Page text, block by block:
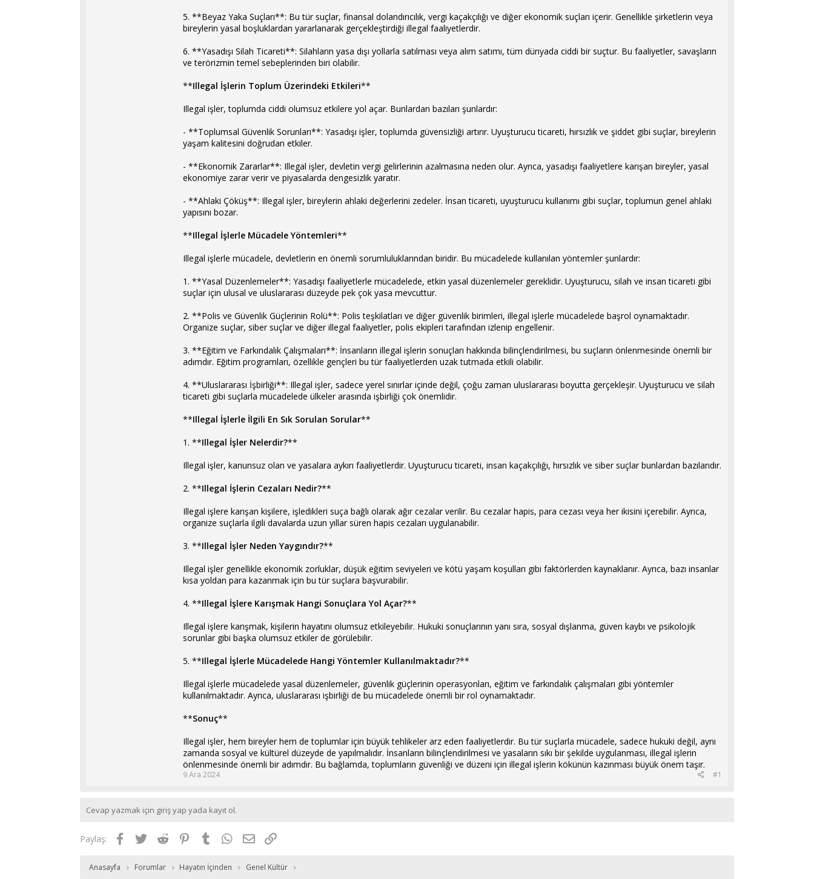
5. **Beyaz Yaka Suçları**: Bu tür suçlar, finansal dolandırıcılık, vergi kaçakçılığı ve diğer ekonomik suçları içerir. Genellikle şirketlerin veya
bireylerin yasal boşluklardan yararlanarak gerçekleştirdiği illegal faaliyetlerdir.
6. **Yasadışı Silah Ticareti**: Silahların yasa dışı yollarla satılması veya alım satımı, tüm dünyada ciddi bir suçtur. Bu faaliyetler, savaşların
ve terörizmin temel sebeplerinden biri olabilir.
**Illegal İşlerin Toplum Üzerindeki Etkileri**
Illegal işler, toplumda ciddi olumsuz etkilere yol açar. Bunlardan bazıları şunlardır:
- **Toplumsal Güvenlik Sorunları**: Yasadışı işler, toplumda güvensizliği artırır. Uyuşturucu ticareti, hırsızlık ve şiddet gibi suçlar, bireylerin
yaşam kalitesini doğrudan etkiler.
- **Ekonomik Zararlar**: Illegal işler, devletin vergi gelirlerinin azalmasına neden olur. Ayrıca, yasadışı faaliyetlere karışan bireyler, yasal
ekonomiye zarar verir ve piyasalarda dengesizlik yaratır.
- **Ahlaki Çöküş**: Illegal işler, bireylerin ahlaki değerlerini zedeler. İnsan ticareti, uyuşturucu kullanımı gibi suçlar, toplumun genel ahlaki
yapısını bozar.
**Illegal İşlerle Mücadele Yöntemleri**
Illegal işlerle mücadele, devletlerin en önemli sorumluluklarından biridir. Bu mücadelede kullanılan yöntemler şunlardır:
1. **Yasal Düzenlemeler**: Yasadışı faaliyetlerle mücadelede, etkin yasal düzenlemeler gereklidir. Uyuşturucu, silah ve insan ticareti gibi
suçlar için ulusal ve uluslararası düzeyde pek çok yasa mevcuttur.
2. **Polis ve Güvenlik Güçlerinin Rolü**: Polis teşkilatları ve diğer güvenlik birimleri, illegal işlerle mücadelede başrol oynamaktadır.
Organize suçlar, siber suçlar ve diğer illegal faaliyetler, polis ekipleri tarafından izlenip engellenir.
3. **Eğitim ve Farkındalık Çalışmaları**: İnsanların illegal işlerin sonuçları hakkında bilinçlendirilmesi, bu suçların önlenmesinde önemli bir
adımdır. Eğitim programları, özellikle gençleri bu tür faaliyetlerden uzak tutmada etkili olabilir.
4. **Uluslararası İşbirliği**: Illegal işler, sadece yerel sınırlar içinde değil, çoğu zaman uluslararası boyutta gerçekleşir. Uyuşturucu ve silah
ticareti gibi suçlarla mücadelede ülkeler arasında işbirliği çok önemlidir.
**Illegal İşlerle İlgili En Sık Sorulan Sorular**
1. **Illegal İşler Nelerdir?**
Illegal işler, kanunsuz olan ve yasalara aykırı faaliyetlerdir. Uyuşturucu ticareti, insan kaçakçılığı, hırsızlık ve siber suçlar bunlardan bazılarıdır.
2. **Illegal İşlerin Cezaları Nedir?**
Illegal işlere karışan kişilere, işledikleri suça bağlı olarak ağır cezalar verilir. Bu cezalar hapis, para cezası veya her ikisini içerebilir. Ayrıca,
organize suçlarla ilgili davalarda uzun yıllar süren hapis cezaları uygulanabilir.
3. **Illegal İşler Neden Yaygındır?**
Illegal işler genellikle ekonomik zorluklar, düşük eğitim seviyeleri ve kötü yaşam koşulları gibi faktörlerden kaynaklanır. Ayrıca, bazı insanlar
kısa yoldan para kazanmak için bu tür suçlara başvurabilir.
4. **Illegal İşlere Karışmak Hangi Sonuçlara Yol Açar?**
Illegal işlere karışmak, kişilerin hayatını olumsuz etkileyebilir. Hukuki sonuçlarının yanı sıra, sosyal dışlanma, güven kaybı ve psikolojik
sorunlar gibi başka olumsuz etkiler de görülebilir.
5. **Illegal İşlerle Mücadelede Hangi Yöntemler Kullanılmaktadır?**
Illegal işlerle mücadelede yasal düzenlemeler, güvenlik güçlerinin operasyonları, eğitim ve farkındalık çalışmaları gibi yöntemler
kullanılmaktadır. Ayrıca, uluslararası işbirliği de bu mücadelede önemli bir rol oynamaktadır.
**Sonuç**
Illegal işler, hem bireyler hem de toplumlar için büyük tehlikeler arz eden faaliyetlerdir. Bu tür suçlarla mücadele, sadece hukuki değil, aynı
zamanda sosyal ve kültürel düzeyde de yapılmalıdır. İnsanların bilinçlendirilmesi ve yasaların sıkı bir şekilde uygulanması, illegal işlerin
önlenmesinde önemli bir adımdır. Bu bağlamda, toplumların güvenliği ve düzeni için illegal işlerin kökünün kazınması büyük önem taşır.
9 Ara 2024 #1
Cevap yazmak için giriş yap yada kayıt ol.
Paylaş: Facebook
TwitterReddit PinterestTumblr WhatsApp
E-postaLink
Anasayfa Forumlar Hayatın İçinden Genel Kültür